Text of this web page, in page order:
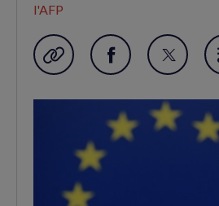
l'AFP
Garder en favori
Partager
Facebook
(nouvelle
Partager
Twitter
(nouvelle